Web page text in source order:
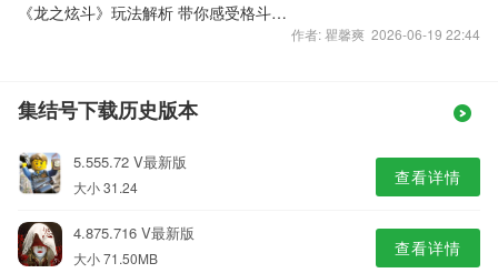
《龙之炫斗》玩法解析 带你感受格斗卡牌魅力
作者: 瞿馨爽 2026-06-19 22:44
集结号下载历史版本
5.555.72 V最新版
大小 31.24 查看详情
4.875.716 V最新版
大小 71.50MB 查看详情